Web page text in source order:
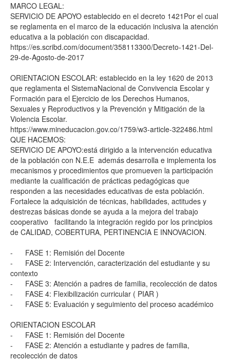
MARCO LEGAL:
SERVICIO DE APOYO establecido en el decreto 1421Por el cual
se reglamenta en el marco de la educación inclusiva la atención
educativa a la población con discapacidad.
https://es.scribd.com/document/358113300/Decreto-1421-Del-
29-de-Agosto-de-2017
ORIENTACION ESCOLAR: establecido en la ley 1620 de 2013
que reglamenta el SistemaNacional de Convivencia Escolar y
Formación para el Ejercicio de los Derechos Humanos,
Sexuales y Reproductivos y la Prevención y Mitigación de la
Violencia Escolar.
https://www.mineducacion.gov.co/1759/w3-article-322486.html
QUE HACEMOS:
SERVICIO DE APOYO:está dirigido a la intervención educativa
de la población con N.E.E además desarrolla e implementa los
mecanismos y procedimientos que promueven la participación
mediante la cualificación de prácticas pedagógicas que
responden a las necesidades educativas de esta población.
Fortalece la adquisición de técnicas, habilidades, actitudes y
destrezas básicas donde se ayuda a la mejora del trabajo
cooperativo facilitando la integración regido por los principios
de CALIDAD, COBERTURA, PERTINENCIA E INNOVACION.
- FASE 1: Remisión del Docente
- FASE 2: Intervención, caracterización del estudiante y su
contexto
- FASE 3: Atención a padres de familia, recolección de datos
- FASE 4: Flexibilización curricular ( PIAR )
- FASE 5: Evaluación y seguimiento del proceso académico
ORIENTACION ESCOLAR
- FASE 1: Remisión del Docente
- FASE 2: Atención a estudiante y padres de familia,
recolección de datos